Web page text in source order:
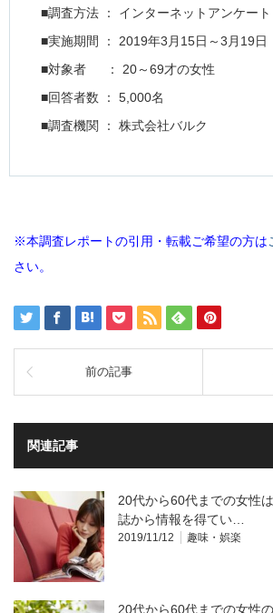
■調査方法 ： インターネットアンケート
■実施期間 ： 2019年3月15日～3月19日
■対象者 ： 20～69才の女性
■回答者数 ： 5,000名
■調査機関 ： 株式会社バルク
※本調査レポートの引用・転載ご希望の方は
さい。
前の記事
関連記事
20代から60代までの女性
誌から情報を得てい…
2019/11/12 趣味・娯楽
20代から60代までの女性